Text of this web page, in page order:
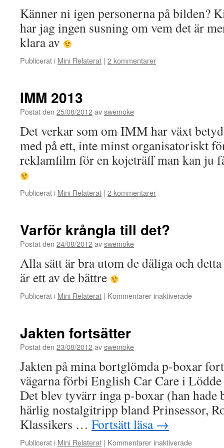
Känner ni igen personerna på bilden?
har jag ingen susning om vem det är
klara av
Publicerat i Mini Relaterat | 2 kommentarer
IMM 2013
Postat den 25/08/2012avswemoke
Det verkar som om IMM har växt
med på ett, inte minst organisatoriskt
reklamfilm för en kojeträff man kan ju
Publicerat i Mini Relaterat | 2 kommentarer
Varför krångla till det?
Postat den 24/08/2012avswemoke
Alla sätt är bra utom de dåliga och
är ett av de bättre
Publicerat i Mini Relaterat | Kommentarer inaktiveradeför
Jakten fortsätter
Postat den 23/08/2012avswemoke
Jakten på mina bortglömda p-boxar
vägarna förbi English Car Care i
Det blev tyvärr inga p-boxar (han hade
härlig nostalgitripp bland Prinsessor,
Klassikers … Fortsätt läsa →
Publicerat i Mini Relaterat | Kommentarer inaktiveradeför